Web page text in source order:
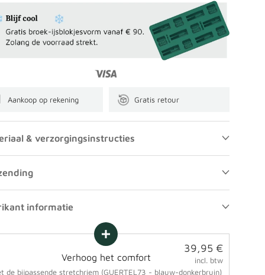
Aankoop op rekening Gratis retour
& verzorgingsinstructies
informatie
Verhoog het comfort
de bijpassende stretchriem (GUERTEL73 - blauw-donkerbruin)
Aanbiedingsprijs
39,95 €
incl. btw